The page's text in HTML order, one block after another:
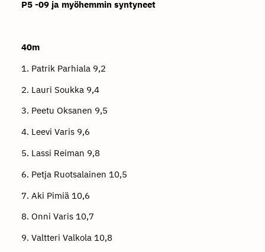
P5 -09 ja myöhemmin syntyneet
40m
1. Patrik Parhiala 9,2
2. Lauri Soukka 9,4
3. Peetu Oksanen 9,5
4. Leevi Varis 9,6
5. Lassi Reiman 9,8
6. Petja Ruotsalainen 10,5
7. Aki Pimiä 10,6
8. Onni Varis 10,7
9. Valtteri Valkola 10,8